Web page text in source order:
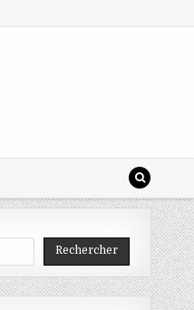
Rechercher